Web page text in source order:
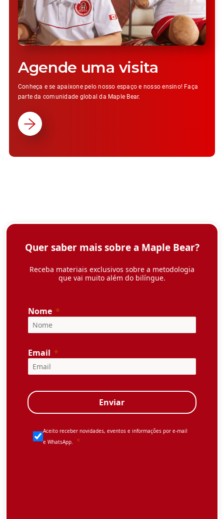
Agende uma visita
Conheça e se apaixone pelo nosso espaço e nosso ensino! Faça
parte da comunidade global da Maple Bear.